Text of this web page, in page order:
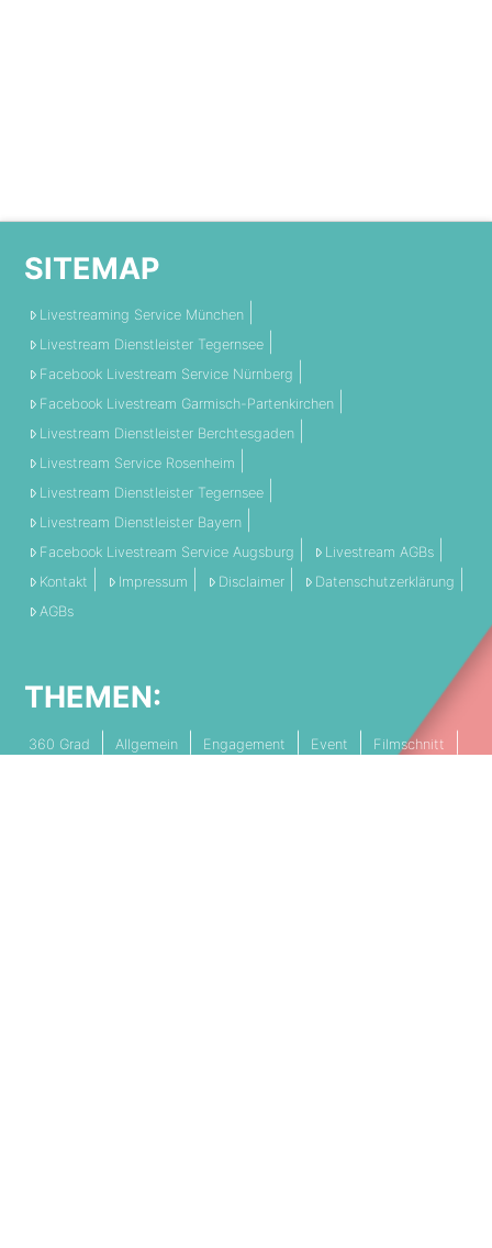
SITEMAP
Livestreaming Service München
Livestream Dienstleister Tegernsee
Facebook Livestream Service Nürnberg
Facebook Livestream Garmisch-Partenkirchen
Livestream Dienstleister Berchtesgaden
Livestream Service Rosenheim
Livestream Dienstleister Tegernsee
Livestream Dienstleister Bayern
Facebook Livestream Service Augsburg
Livestream AGBs
Kontakt
Impressum Disclaimer
Datenschutzerklärung
AGBs
THEMEN:
360 Grad Allgemein Engagement Event
Filmschnitt